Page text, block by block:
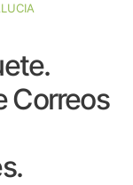
Correos